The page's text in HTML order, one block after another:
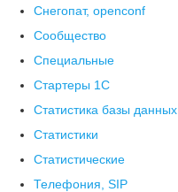
Снегопат, openconf
Сообщество
Специальные
Стартеры 1С
Статистика базы данных
Статистики
Статистические
Телефония, SIP